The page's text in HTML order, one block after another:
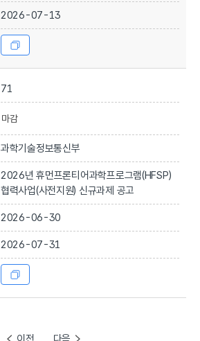
2026-07-13
71
마감
과학기술정보통신부
2026년 휴먼프론티어과학프로그램(HFSP)
협력사업(사전지원) 신규과제 공고
2026-06-30
2026-07-31